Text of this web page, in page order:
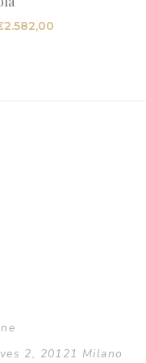
2.582,00
2, 20121 Milano